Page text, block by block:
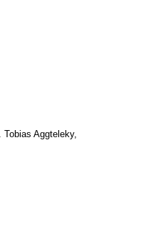
Tobias Aggteleky,